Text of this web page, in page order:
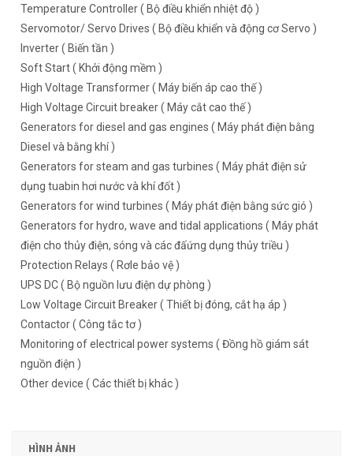
Temperature Controller ( Bộ điều khiển nhiệt độ )
Servomotor/ Servo Drives ( Bộ điều khiển và động cơ Servo )
Inverter ( Biến tần )
Soft Start ( Khởi động mềm )
High Voltage Transformer ( Máy biến áp cao thế )
High Voltage Circuit breaker ( Máy cắt cao thế )
Generators for diesel and gas engines ( Máy phát điện bằng
Diesel và bằng khí )
Generators for steam and gas turbines ( Máy phát điện sử
dụng tuabin hơi nước và khí đốt )
Generators for wind turbines ( Máy phát điện bằng sức gió )
Generators for hydro, wave and tidal applications ( Máy phát
điện cho thủy điện, sóng và các đấứng dụng thủy triều )
Protection Relays ( Rơle bảo vệ )
UPS DC ( Bộ nguồn lưu điện dự phòng )
Low Voltage Circuit Breaker ( Thiết bị đóng, cắt hạ áp )
Contactor ( Công tắc tơ )
Monitoring of electrical power systems ( Đồng hồ giám sát
nguồn điện )
Other device ( Các thiết bị khác )
HÌNH ẢNH